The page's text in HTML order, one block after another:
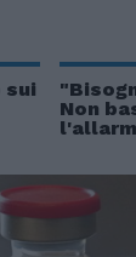
sui
Non